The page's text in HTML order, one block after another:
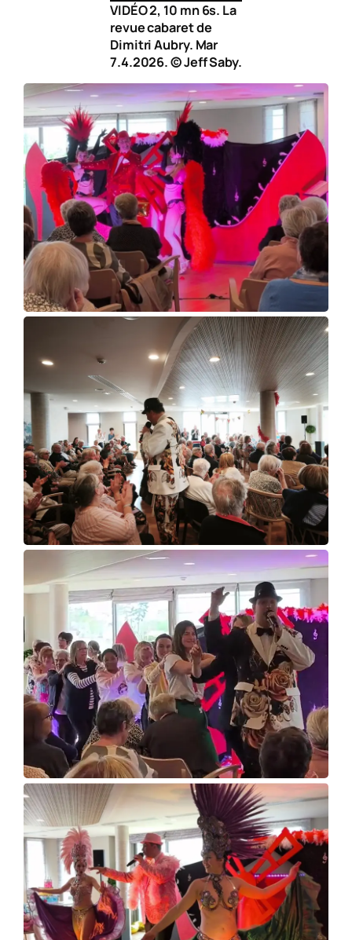
VIDÉO 2, 10 mn 6s. La
revue cabaret de
Dimitri Aubry. Mar
7.4.2026. © Jeff Saby.